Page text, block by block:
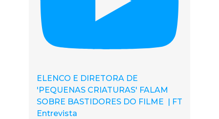
ELENCO E DIRETORA DE
'PEQUENAS CRIATURAS' FALAM
SOBRE BASTIDORES DO FILME | FT
Entrevista